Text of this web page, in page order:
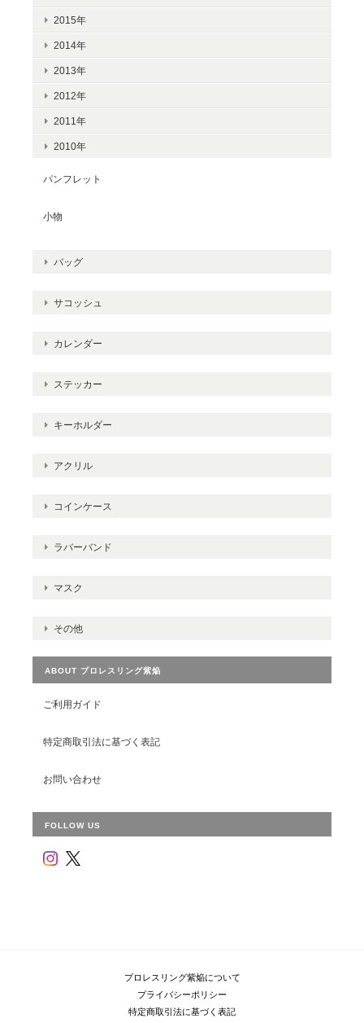
2015年
2014年
2013年
2012年
2011年
2010年
パンフレット
小物
バッグ
サコッシュ
カレンダー
ステッカー
キーホルダー
アクリル
コインケース
ラバーバンド
マスク
その他
ABOUT プロレスリング紫焔
ご利用ガイド
特定商取引法に基づく表記
お問い合わせ
FOLLOW US
プロレスリング紫焔について
プライバシーポリシー
特定商取引法に基づく表記